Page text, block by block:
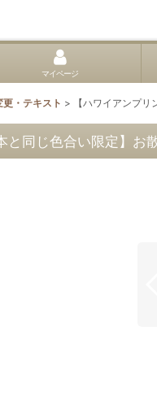
マイページ
・テキスト > 【ハワイアンプ
と同じ色合い限定】